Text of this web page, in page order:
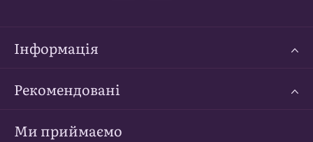
Інформація
Рекомендовані
Ми приймаємо